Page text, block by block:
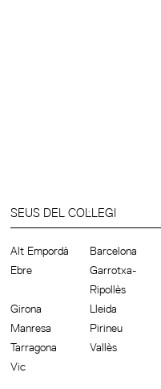
SEUS DEL COL·LEGI
Alt Empordà
Barcelona
Ebre
Garrotxa-
Ripollès
Girona
Lleida
Manresa
Pirineu
Tarragona
Vallès
Vic